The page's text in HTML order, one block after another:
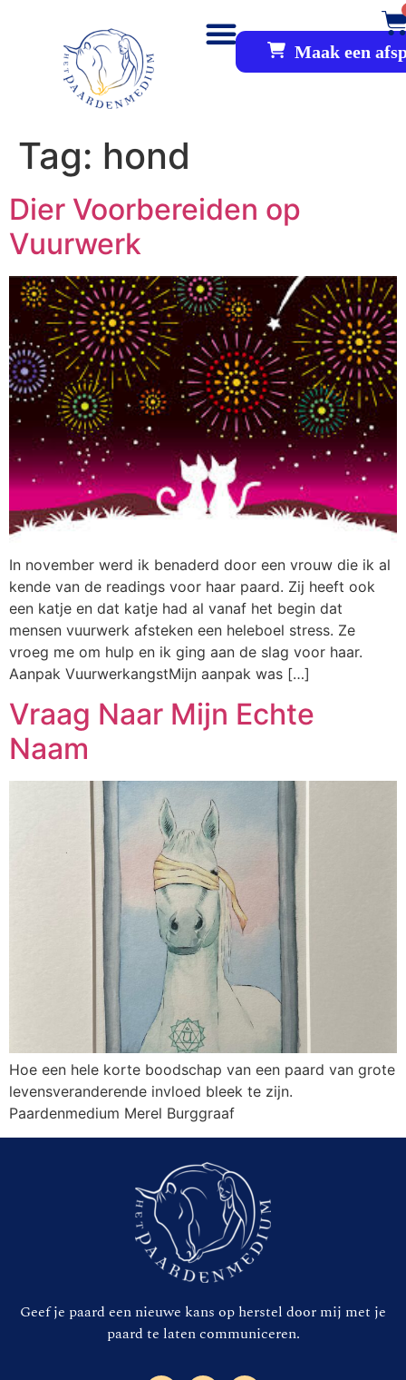
Maak een
Tag: hond
Dier Voorbereiden op
Vuurwerk
In november werd ik benaderd door een vrouw die ik al
kende van de readings voor haar paard. Zij heeft ook
een katje en dat katje had al vanaf het begin dat
mensen vuurwerk afsteken een heleboel stress. Ze
vroeg me om hulp en ik ging aan de slag voor haar.
Aanpak VuurwerkangstMijn aanpak was […]
Vraag Naar Mijn Echte
Naam
Hoe een hele korte boodschap van een paard van grote
levensveranderende invloed bleek te zijn.
Paardenmedium Merel Burggraaf
Geef je paard een nieuwe kans op herstel door mij met je
paard te laten communiceren.